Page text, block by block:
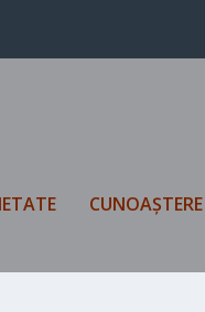
CUNOAȘTERE